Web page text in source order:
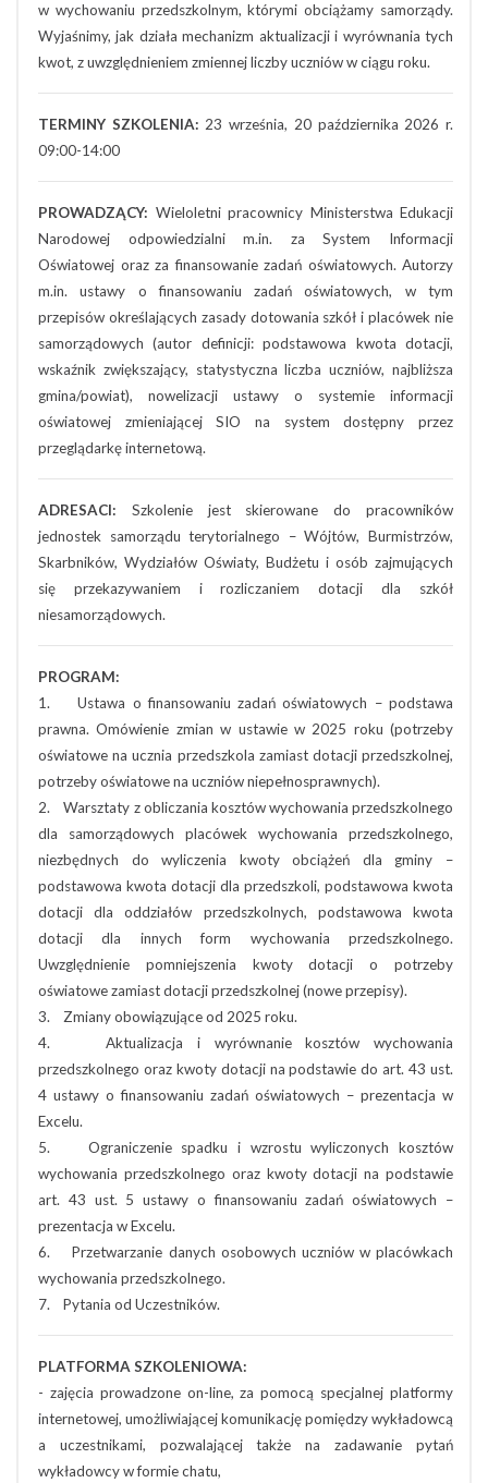
w wychowaniu przedszkolnym, którymi obciążamy samorządy.
Wyjaśnimy, jak działa mechanizm aktualizacji i wyrównania tych
kwot, z uwzględnieniem zmiennej liczby uczniów w ciągu roku.
TERMINY SZKOLENIA: 23 września, 20 października 2026 r.
09:00-14:00
PROWADZĄCY: Wieloletni pracownicy Ministerstwa Edukacji
Narodowej odpowiedzialni m.in. za System Informacji
Oświatowej oraz za finansowanie zadań oświatowych. Autorzy
m.in. ustawy o finansowaniu zadań oświatowych, w tym
przepisów określających zasady dotowania szkół i placówek nie
samorządowych (autor definicji: podstawowa kwota dotacji,
wskaźnik zwiększający, statystyczna liczba uczniów, najbliższa
gmina/powiat), nowelizacji ustawy o systemie informacji
oświatowej zmieniającej SIO na system dostępny przez
przeglądarkę internetową.
ADRESACI: Szkolenie jest skierowane do pracowników
jednostek samorządu terytorialnego – Wójtów, Burmistrzów,
Skarbników, Wydziałów Oświaty, Budżetu i osób zajmujących
się przekazywaniem i rozliczaniem dotacji dla szkół
niesamorządowych.
PROGRAM:
1. Ustawa o finansowaniu zadań oświatowych – podstawa
prawna. Omówienie zmian w ustawie w 2025 roku (potrzeby
oświatowe na ucznia przedszkola zamiast dotacji przedszkolnej,
potrzeby oświatowe na uczniów niepełnosprawnych).
2. Warsztaty z obliczania kosztów wychowania przedszkolnego
dla samorządowych placówek wychowania przedszkolnego,
niezbędnych do wyliczenia kwoty obciążeń dla gminy –
podstawowa kwota dotacji dla przedszkoli, podstawowa kwota
dotacji dla oddziałów przedszkolnych, podstawowa kwota
dotacji dla innych form wychowania przedszkolnego.
Uwzględnienie pomniejszenia kwoty dotacji o potrzeby
oświatowe zamiast dotacji przedszkolnej (nowe przepisy).
3. Zmiany obowiązujące od 2025 roku.
4. Aktualizacja i wyrównanie kosztów wychowania
przedszkolnego oraz kwoty dotacji na podstawie do art. 43 ust.
4 ustawy o finansowaniu zadań oświatowych – prezentacja w
Excelu.
5. Ograniczenie spadku i wzrostu wyliczonych kosztów
wychowania przedszkolnego oraz kwoty dotacji na podstawie
art. 43 ust. 5 ustawy o finansowaniu zadań oświatowych –
prezentacja w Excelu.
6. Przetwarzanie danych osobowych uczniów w placówkach
wychowania przedszkolnego.
7. Pytania od Uczestników.
PLATFORMA SZKOLENIOWA:
- zajęcia prowadzone on-line, za pomocą specjalnej platformy
internetowej, umożliwiającej komunikację pomiędzy wykładowcą
a uczestnikami, pozwalającej także na zadawanie pytań
wykładowcy w formie chatu,